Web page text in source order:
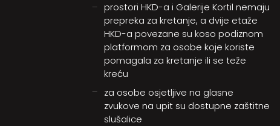
prostori HKD-a i Galerije Kortil nemaju
prepreka za kretanje, a dvije etaže
HKD-a povezane su koso podiznom
platformom za osobe koje koriste
pomagala za kretanje ili se teže
kreću
za osobe osjetljive na glasne
zvukove na upit su dostupne zaštitne
slušalice